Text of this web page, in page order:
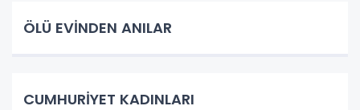
ÖLÜ EVİNDEN ANILAR
CUMHURİYET KADINLARI